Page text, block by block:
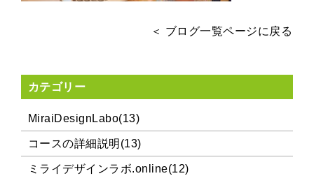
＜ ブログ一覧ページに戻る
カテゴリー
MiraiDesignLabo(13)
コースの詳細説明(13)
ミライデザインラボ.online(12)